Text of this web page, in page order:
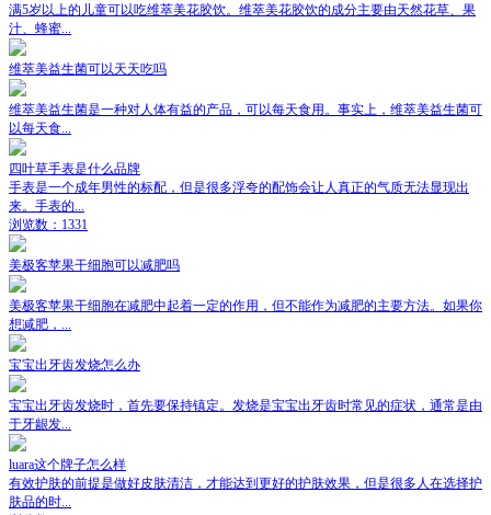
满5岁以上的儿童可以吃维萃美花胶饮。维萃美花胶饮的成分主要由天然花草、果
汁、蜂蜜...
维萃美益生菌可以天天吃吗
维萃美益生菌是一种对人体有益的产品，可以每天食用。事实上，维萃美益生菌可
以每天食...
四叶草手表是什么品牌
手表是一个成年男性的标配，但是很多浮夸的配饰会让人真正的气质无法显现出
来。手表的...
浏览数：1331
美极客苹果干细胞可以减肥吗
美极客苹果干细胞在减肥中起着一定的作用，但不能作为减肥的主要方法。如果你
想减肥，...
宝宝出牙齿发烧怎么办
宝宝出牙齿发烧时，首先要保持镇定。发烧是宝宝出牙齿时常见的症状，通常是由
于牙龈发...
luara这个牌子怎么样
有效护肤的前提是做好皮肤清洁，才能达到更好的护肤效果，但是很多人在选择护
肤品的时...